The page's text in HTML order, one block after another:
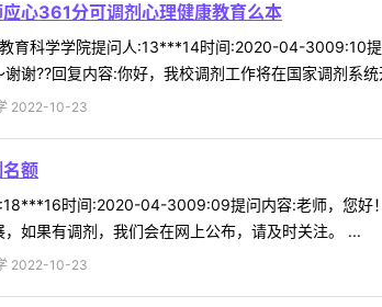
心361分可调剂心理健康教育么本
育科学学院提问人:13***14时间:2020-04-3009:10
谢??回复内容:你好，我校调剂工作将在国家调剂系
2022-10-23
额
时间:2020-04-3009:09提问内容:老师，您好
如果有调剂，我们会在网上公布，请及时关注。 ...
2022-10-23